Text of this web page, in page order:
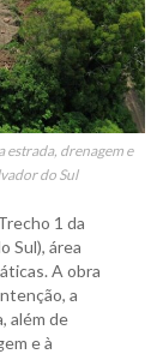
estrada, drenagem e
do Sul
1 da
Sul), área
A obra
a
além de
e à